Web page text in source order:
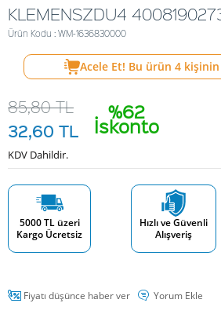
KLEMENSZDU4
Ürün Kodu : WM-1636830000
Acele Et! Bu ürün 4
%62
İskonto
85,80TL
32,60 TL
KDV Dahildir.
5000 TL üzeri
Kargo Ücretsiz
Hızlı ve Güvenli
Alışveriş
Fiyatı düşünce haber ver Yorum Ekle